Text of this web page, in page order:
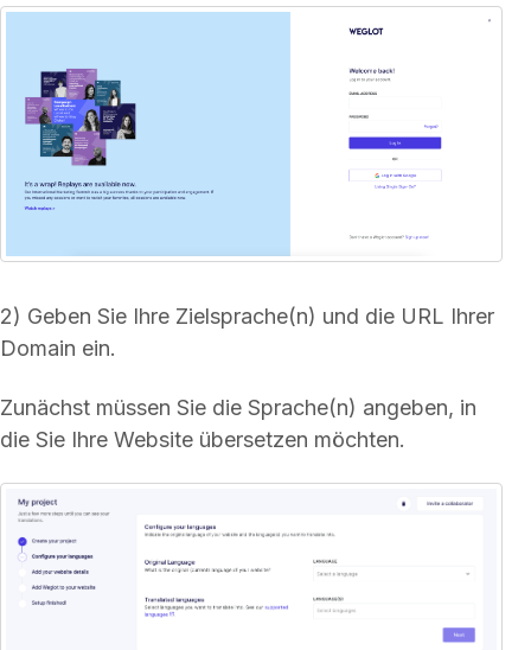
2) Geben Sie Ihre Zielsprache(n) und die URL Ihrer
Domain ein.
Zunächst müssen Sie die Sprache(n) angeben, in
die Sie Ihre Website übersetzen möchten.